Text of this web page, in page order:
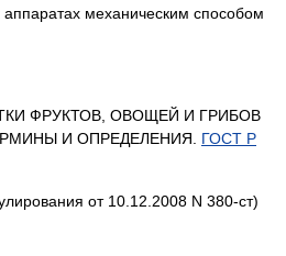
аппаратах механическим способом
ФРУКТОВ, ОВОЩЕЙ И ГРИБОВ
И ОПРЕДЕЛЕНИЯ. ГОСТ Р
от 10.12.2008 N 380-ст)